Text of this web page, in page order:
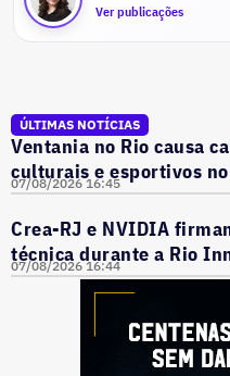
Ver publicações
ÚLTIMAS NOTÍCIAS
Ventania no Rio causa
culturais e esportivos
07/08/2026 16:45
Crea-RJ e NVIDIA
técnica durante a Rio
07/08/2026 16:44